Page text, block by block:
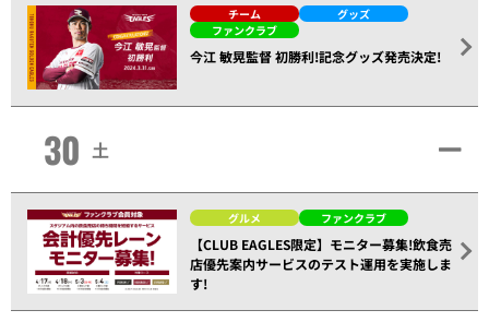
チーム
グッズ
ファンクラブ
今江 敏晃監督 初勝利!記念グッズ発売決定!
30 土
グルメ ファンクラブ
【CLUB EAGLES限定】モニター募集!飲食売
店優先案内サービスのテスト運用を実施しま
す!